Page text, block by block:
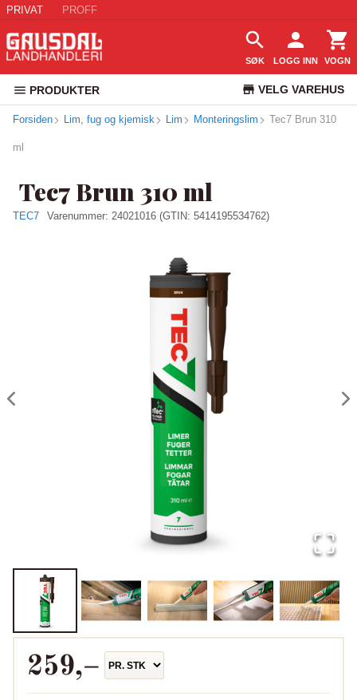
PRIVAT PROFF
SØK LOGG INN VOGN
PRODUKTER VELG VAREHUS
KUNDESERVICE
Forsiden Lim, fug og kjemisk Lim Monteringslim Tec7 Brun 310
ml
Tec7 Brun 310 ml
TEC7 Varenummer: 24021016 (GTIN: 5414195534762)
259,–